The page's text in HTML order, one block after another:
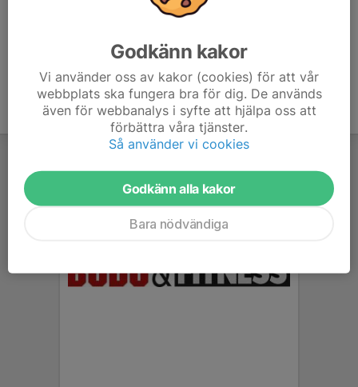
Godkänn kakor
Vi använder oss av kakor (cookies) för att vår
webbplats ska fungera bra för dig. De används
även för webbanalys i syfte att hjälpa oss att
förbättra våra tjänster.
Så använder vi cookies
Godkänn alla kakor
Bara nödvändiga